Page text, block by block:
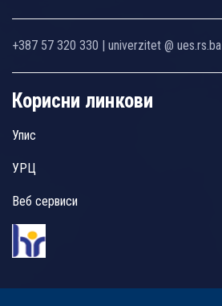
+387 57 320 330 | univerzitet @ ues.rs.ba
Корисни линкови
Упис
УРЦ
Веб сервиси